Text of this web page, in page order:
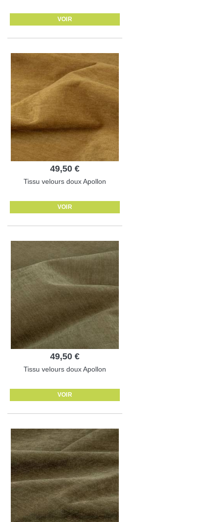
VOIR
49,50 €
Tissu velours doux Apollon
VOIR
49,50 €
Tissu velours doux Apollon
VOIR